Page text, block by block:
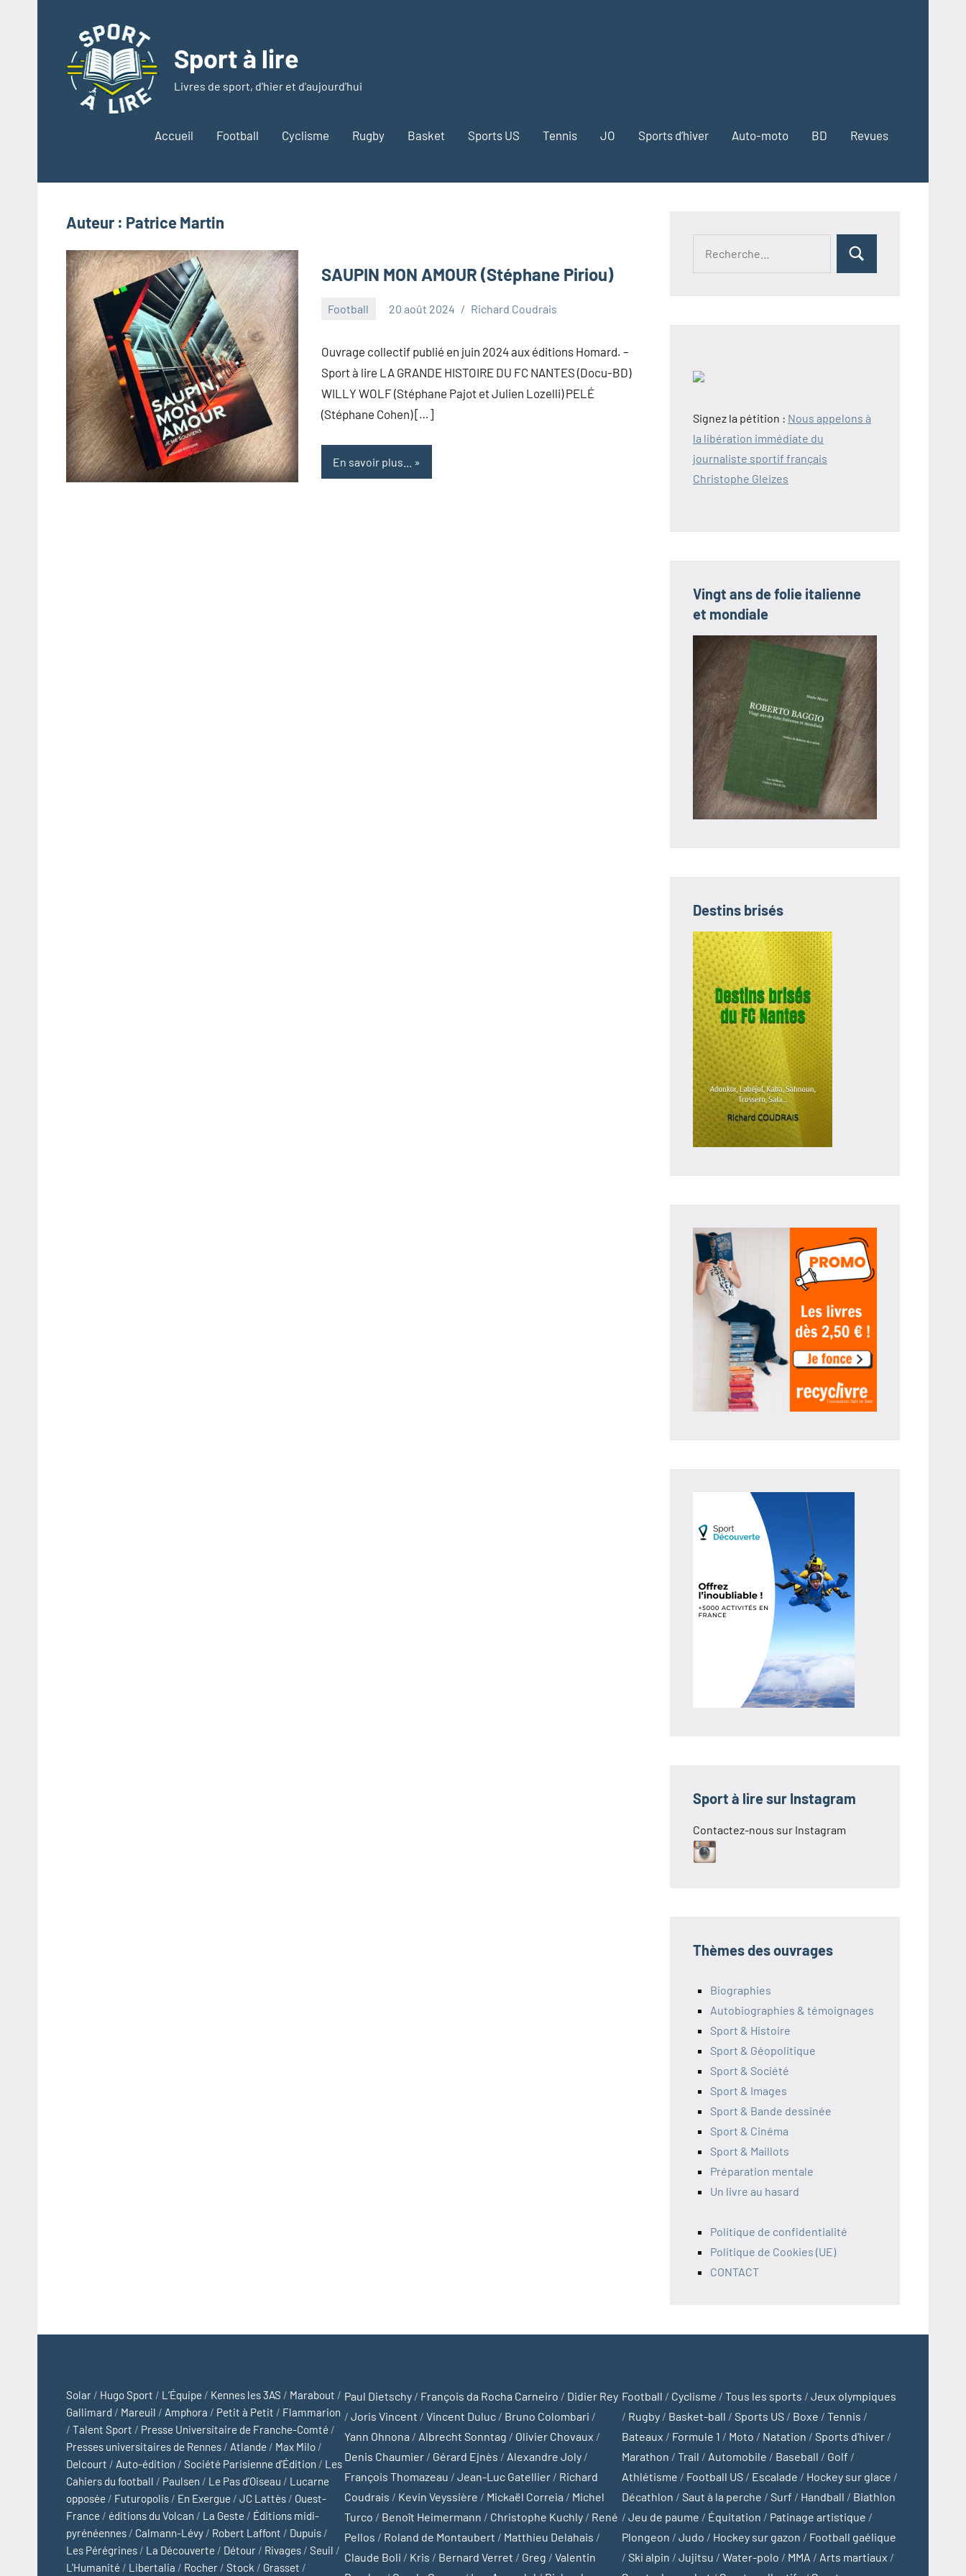
contenu
Sport à lire
Livres de sport, d'hier et d'aujourd'hui
Accueil Football Cyclisme Rugby Basket Sports US Tennis JO Sports d’hiver Auto-moto BD Revues
Auteur : Patrice Martin
SAUPIN MON AMOUR (Stéphane Piriou)
Football 20 août 2024 Richard Coudrais
Ouvrage collectif publié en juin 2024 aux éditions Homard. –
Sport à lire LA GRANDE HISTOIRE DU FC NANTES (Docu-BD)
WILLY WOLF (Stéphane Pajot et Julien Lozelli) PELÉ
(Stéphane Cohen) […]
En savoir plus...
Rechercher
Signez la pétition : Nous appelons à
la libération immédiate du
journaliste sportif français
Christophe Gleizes
Vingt ans de folie italienne
et mondiale
Destins brisés
Sport à lire sur Instagram
Contactez-nous sur Instagram
Thèmes des ouvrages
Biographies
Autobiographies & témoignages
Sport & Histoire
Sport & Géopolitique
Sport & Société
Sport & Images
Sport & Bande dessinée
Sport & Cinéma
Sport & Maillots
Préparation mentale
Un livre au hasard
Politique de confidentialité
Politique de Cookies (UE)
CONTACT
Solar / Hugo Sport / L’Équipe / Kennes les 3AS / Marabout /
Gallimard / Mareuil / Amphora / Petit à Petit / Flammarion
/ Talent Sport / Presse Universitaire de Franche-Comté /
Presses universitaires de Rennes / Atlande / Max Milo /
Delcourt / Auto-édition / Société Parisienne d'Édition / Les
Cahiers du football / Paulsen / Le Pas d’Oiseau / Lucarne
opposée / Futuropolis / En Exergue / JC Lattès / Ouest-
France / éditions du Volcan / La Geste / Éditions midi-
pyrénéennes / Calmann-Lévy / Robert Laffont / Dupuis /
Les Pérégrines / La Découverte / Détour / Rivages / Seuil /
L'Humanité / Libertalia / Rocher / Stock / Grasset /
Paul Dietschy/ François da Rocha Carneiro / Didier Rey
/ Joris Vincent / Vincent Duluc/ Bruno Colombari /
Yann Ohnona / Albrecht Sonntag / Olivier Chovaux /
Denis Chaumier/ Gérard Ejnès / Alexandre Joly/
François Thomazeau / Jean-Luc Gatellier/ Richard
Coudrais / Kevin Veyssière / Mickaël Correia / Michel
Turco / Benoît Heimermann / Christophe Kuchly/ René
Pellos / Roland de Montaubert / Matthieu Delahais /
Claude Boli / Kris / Bernard Verret / Greg / Valentin
Football / Cyclisme /Tous les sports /Jeux olympiques
/ Rugby / Basket-ball /Sports US / Boxe /Tennis /
Bateaux / Formule 1 / Moto / Natation /Sports d'hiver /
Marathon /Trail / Automobile / Baseball / Golf /
Athlétisme / Football US / Escalade / Hockey sur glace /
Décathlon /Saut à la perche /Surf / Handball / Biathlon
/Jeu de paume / Équitation / Patinage artistique /
Plongeon /Judo / Hockey sur gazon / Football gaélique
/Ski alpin /Jujitsu /Water-polo / MMA / Arts martiaux /